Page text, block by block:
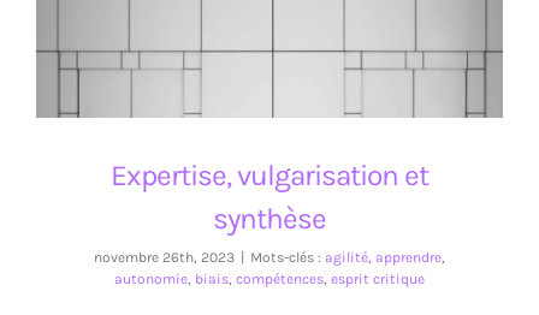
Expertise, vulgarisation et
synthèse
novembre 26th, 2023 Mots-clés : agilité, apprendre,
autonomie, biais, compétences, esprit critique